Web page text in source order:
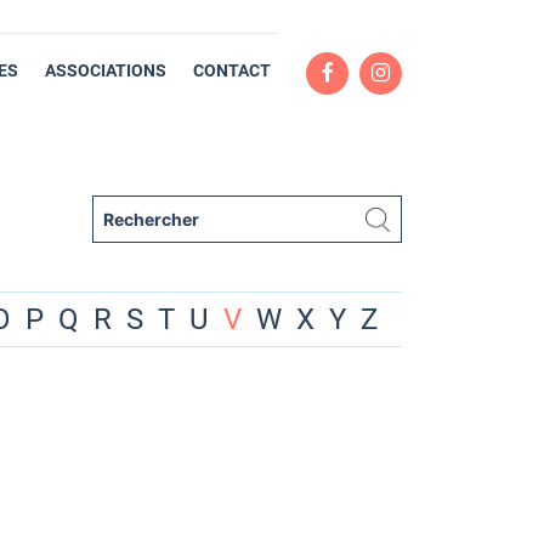
ASSOCIATIONS CONTACT
P Q R S T U V W X Y Z